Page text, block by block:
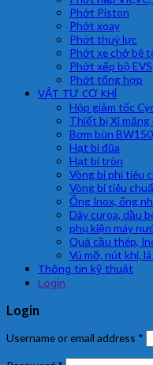
Phớt Piston
Phớt xoay
Phớt thuỷ lực
Phớt xe chở bê
Phớt xếp bộ EVS
Phớt tổng hợp
VẬT TƯ CƠ KHÍ
Hộp giảm tốc
Thiết bị Xi măng
Bơm bùn
Hạt bi đũa
Hạt bi tròn
Vòng bi phi tiêu
Vòng bi tiêu
Ống Inox, ống
Dây curoa, dầu
phụ kiện máy
Quả cầu thép,
Vú mỡ, nút khí,
Thông tin kỹ thuật
Login
Login
Username or email address *